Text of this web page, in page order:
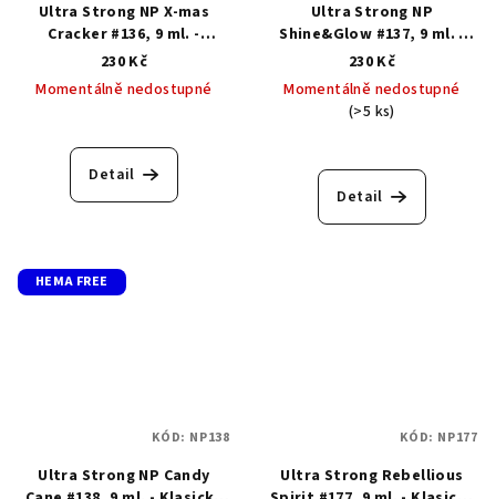
Ultra Strong NP X-mas
Cracker #136, 9 ml. -
Klasický lak s gelovým
efektem
230 Kč
Momentálně nedostupné
hodnocení
produktu
hvězdiček.
Detail
Ultra Strong NP
Shine&Glow #137, 9 ml. -
Klasický lak s gelovým
efektem
230 Kč
Momentálně nedostupné
(>5 ks)
Detail
HEMA FREE
Ultra Strong NP Candy
KÓD: NP138
Ultra Strong Rebellious
KÓD: NP177